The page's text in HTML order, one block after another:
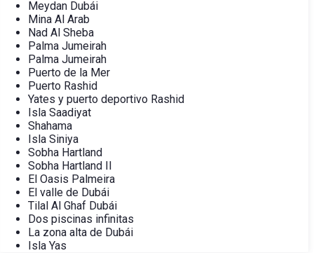
Meydan Dubái
Mina Al Arab
Nad Al Sheba
Palma Jumeirah
Palma Jumeirah
Puerto de la Mer
Puerto Rashid
Yates y puerto deportivo Rashid
Isla Saadiyat
Shahama
Isla Siniya
Sobha Hartland
Sobha Hartland II
El Oasis Palmeira
El valle de Dubái
Tilal Al Ghaf Dubái
Dos piscinas infinitas
La zona alta de Dubái
Isla Yas